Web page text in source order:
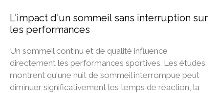
L'impact d'un sommeil sans interruption sur
les performances
Un sommeil continu et de qualité influence
directement les performances sportives. Les études
montrent qu'une nuit de sommeil interrompue peut
diminuer significativement les temps de réaction, la